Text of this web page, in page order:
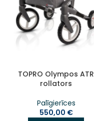
TOPRO Olympos ATR
rollators
Palīgierīces
550,00 €